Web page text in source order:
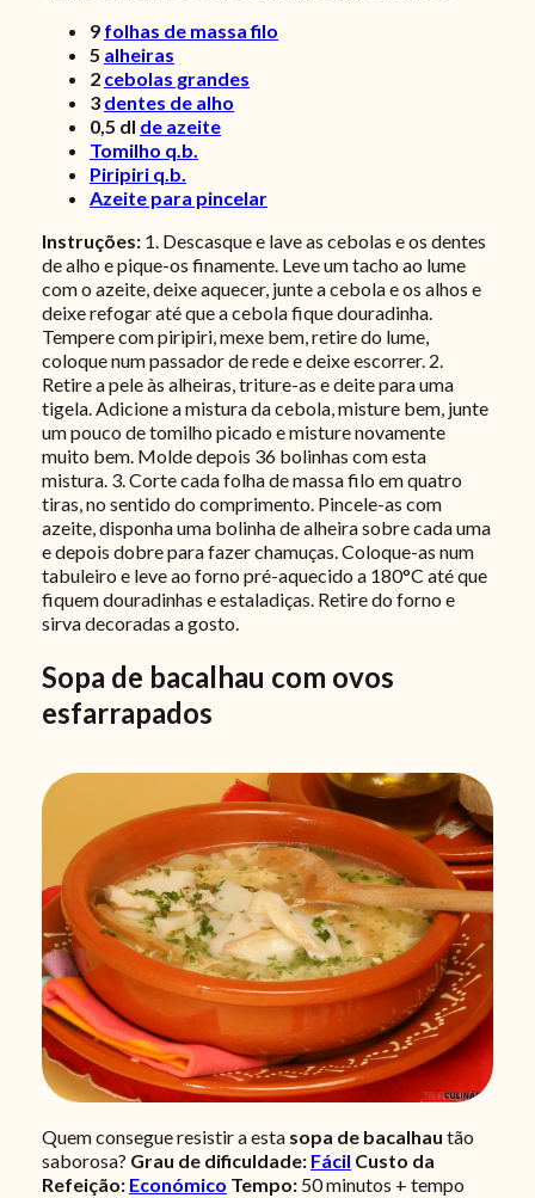
9 folhas de massa filo
5 alheiras
2 cebolas grandes
3 dentes de alho
0,5 dl de azeite
Tomilho q.b.
Piripiri q.b.
Azeite para pincelar
Instruções: 1. Descasque e lave as cebolas e os dentes
de alho e pique-os finamente. Leve um tacho ao lume
com o azeite, deixe aquecer, junte a cebola e os alhos e
deixe refogar até que a cebola fique douradinha.
Tempere com piripiri, mexe bem, retire do lume,
coloque num passador de rede e deixe escorrer. 2.
Retire a pele às alheiras, triture-as e deite para uma
tigela. Adicione a mistura da cebola, misture bem, junte
um pouco de tomilho picado e misture novamente
muito bem. Molde depois 36 bolinhas com esta
mistura. 3. Corte cada folha de massa filo em quatro
tiras, no sentido do comprimento. Pincele-as com
azeite, disponha uma bolinha de alheira sobre cada uma
e depois dobre para fazer chamuças. Coloque-as num
tabuleiro e leve ao forno pré-aquecido a 180°C até que
fiquem douradinhas e estaladiças. Retire do forno e
sirva decoradas a gosto.
Sopa de bacalhau com ovos
esfarrapados
Quem consegue resistir a esta sopa de bacalhau tão
saborosa? Grau de dificuldade: Fácil Custo da
Refeição: Económico Tempo: 50 minutos + tempo